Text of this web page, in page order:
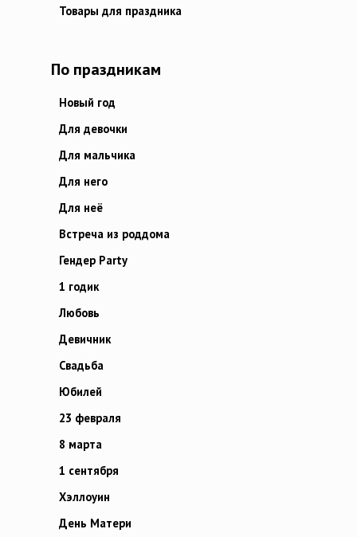
Товары для праздника
По праздникам
Новый год
Для девочки
Для мальчика
Для него
Для неё
Встреча из роддома
Гендер Party
1 годик
Любовь
Девичник
Свадьба
Юбилей
23 февраля
8 марта
1 сентября
Хэллоуин
День Матери